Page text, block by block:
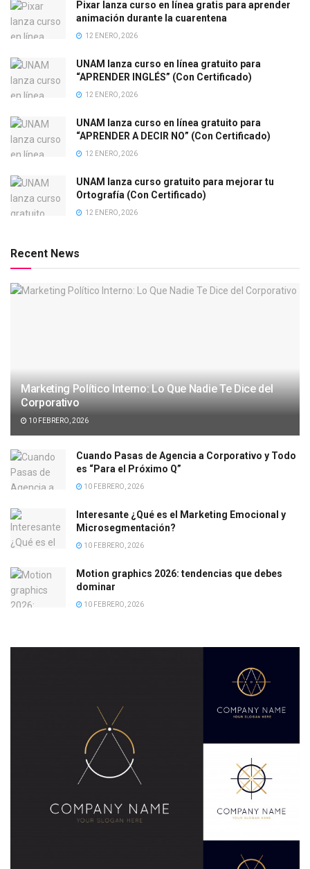
Pixar lanza curso en línea gratis para aprender
animación durante la cuarentena
12 ENERO, 2026
UNAM lanza curso en línea gratuito para
“APRENDER INGLÉS” (Con Certificado)
12 ENERO, 2026
UNAM lanza curso en línea gratuito para
“APRENDER A DECIR NO” (Con Certificado)
12 ENERO, 2026
UNAM lanza curso gratuito para mejorar tu
Ortografía (Con Certificado)
12 ENERO, 2026
Recent News
Marketing Político Interno: Lo Que Nadie Te Dice del
Corporativo
10 FEBRERO, 2026
Cuando Pasas de Agencia a Corporativo y Todo
es “Para el Próximo Q”
10 FEBRERO, 2026
Interesante ¿Qué es el Marketing Emocional y
Microsegmentación?
10 FEBRERO, 2026
Motion graphics 2026: tendencias que debes
dominar
10 FEBRERO, 2026